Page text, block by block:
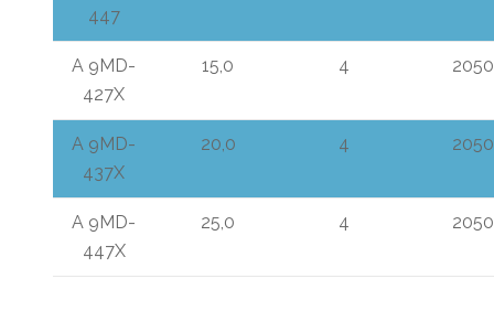
447
A 9MD-
427X
15,0 4 2050
A 9MD-
437X
20,0 4 2050
A 9MD-
447X
25,0 4 2050